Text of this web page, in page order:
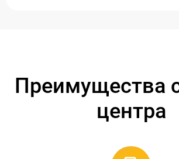
Преимущества
центра